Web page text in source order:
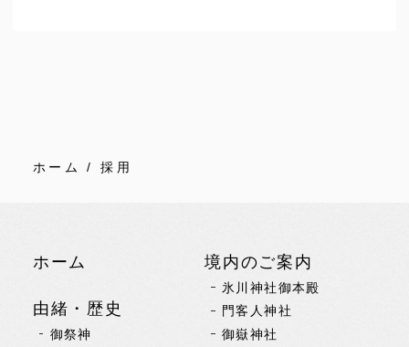
ホーム / 採用
ホーム
由緒・歴史
御祭神
境内のご案内
氷川神社御本殿
門客人神社
御嶽神社